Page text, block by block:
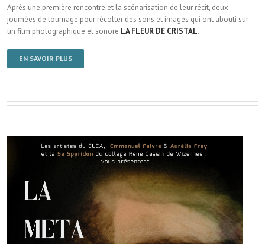
Après une première rencontre et la scénarisation de leur récit, deux
journées de tournage pour récolter des sons et images qui ont abouti sur
un film photographique et sonore LA FLEUR DE CRISTAL.
EN SAVOIR PLUS